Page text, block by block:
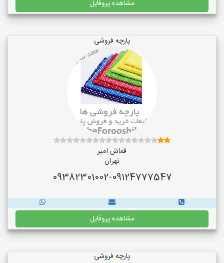
مشاهده پروفایل
پارچه فروشی
قماش امیر
تهران
09382301002-09124777547
مشاهده پروفایل
پارچه فروشی